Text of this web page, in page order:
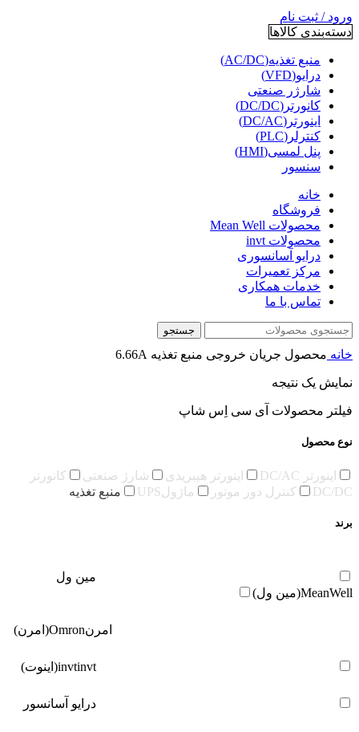
ورود / ثبت نام
دسته‌بندی کالاها
منبع تغذیه(AC/DC)
درایو(VFD)
شارژر صنعتی
کانورتر(DC/DC)
اینورتر(DC/AC)
کنترلر(PLC)
پنل لمسی(HMI)
سنسور
خانه
فروشگاه
محصولات Mean Well
محصولات invt
درایو آسانسوری
مرکز تعمیرات
خدمات همکاری
تماس با ما
جستجو
خانه محصول جریان خروجی منبع تغذیه 6.66A
نمایش یک نتیجه
فیلتر محصولات آی سی اِس شاپ
نوع محصول
اینورتر DC/AC اینورتر هیبریدی شارژ صنعتی
کانورتر
DC/DC
کنترل دور موتور ماژولUPS منبع تغذیه
برند
مین ول
MeanWell(مین ول)
امرنOmron(امرن)
invtinvt(اینوت)
درایو آسانسور